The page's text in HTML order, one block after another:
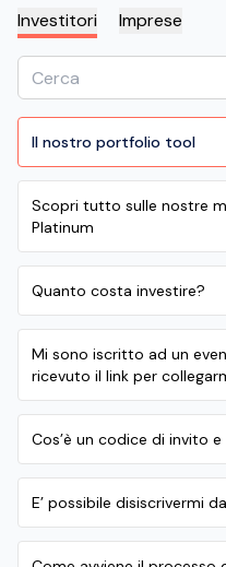
Investitori Imprese
Il nostro portfolio tool
Scopri tutto sulle nostre
Platinum
Quanto costa investire?
Mi sono iscritto ad un
ricevuto il link per
Cos’è un codice di invito
E’ possibile disiscrivermi